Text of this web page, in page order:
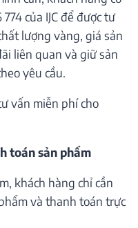
của IJC để được tư
lượng vàng, giá sản
liên quan và giữ sản
yêu cầu.
vấn miễn phí cho
toán sản phẩm
khách hàng chỉ cần
và thanh toán trực